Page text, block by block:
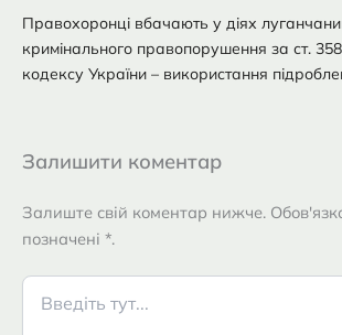
Правохоронці вбачають у діях
кримінального правопорушення за ст.
кодексу України – використання
Залишити коментар
Залиште свій коментар нижче.
позначені *.
Введіть
тут...